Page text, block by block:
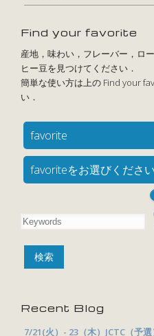
Find your favorite
favorite
favoriteをお選びください
Recent Blog
7/21(火）- 23（木）JCTC（予